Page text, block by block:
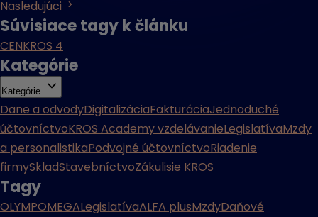
Nasledujúci
Súvisiace tagy k článku
CENKROS 4
Kategórie
Kategórie
Dane a odvodyDigitalizáciaFakturáciaJednoduché
účtovníctvoKROS Academy vzdelávanieLegislatívaMzdy
a personalistikaPodvojné účtovníctvoRiadenie
firmySkladStavebníctvoZákulisie KROS
Tagy
OLYMPOMEGALegislatívaALFA plusMzdyDaňové